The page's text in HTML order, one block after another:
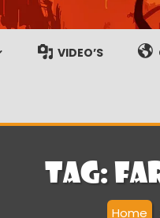
gameplay streams
VIDEO’S
Tag:
Home